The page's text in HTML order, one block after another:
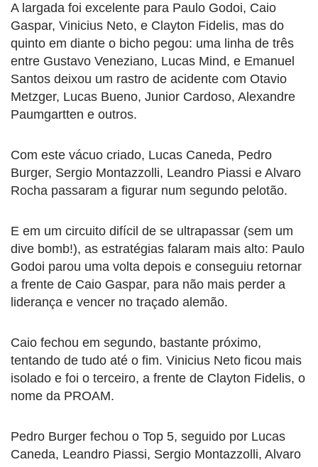
A largada foi excelente para Paulo Godoi, Caio
Gaspar, Vinicius Neto, e Clayton Fidelis, mas do
quinto em diante o bicho pegou: uma linha de três
entre Gustavo Veneziano, Lucas Mind, e Emanuel
Santos deixou um rastro de acidente com Otavio
Metzger, Lucas Bueno, Junior Cardoso, Alexandre
Paumgartten e outros.
Com este vácuo criado, Lucas Caneda, Pedro
Burger, Sergio Montazzolli, Leandro Piassi e Alvaro
Rocha passaram a figurar num segundo pelotão.
E em um circuito difícil de se ultrapassar (sem um
dive bomb!), as estratégias falaram mais alto: Paulo
Godoi parou uma volta depois e conseguiu retornar
a frente de Caio Gaspar, para não mais perder a
liderança e vencer no traçado alemão.
Caio fechou em segundo, bastante próximo,
tentando de tudo até o fim. Vinicius Neto ficou mais
isolado e foi o terceiro, a frente de Clayton Fidelis, o
nome da PROAM.
Pedro Burger fechou o Top 5, seguido por Lucas
Caneda, Leandro Piassi, Sergio Montazzolli, Alvaro